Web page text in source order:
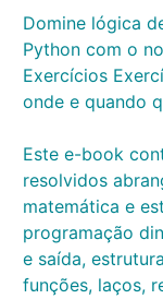
Domine lógica
Python com o
Exercícios
onde e quando
Este e-book
resolvidos
matemática e
programação
e saída,
funções, laços,